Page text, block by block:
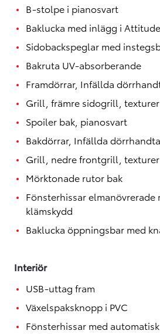
B-stolpe i pianosvart
Baklucka med inlägg i
Sidobackspeglar med
Bakruta UV-absorberande
Framdörrar, Infällda
Grill, främre sidogrill, texturer
Spoiler bak, pianosvart
Bakdörrar, Infällda
Grill, nedre frontgrill, texturer
Mörktonade rutor bak
Fönsterhissar elmanövrerade
klämskydd
Baklucka öppningsbar med
Interiör
USB-uttag fram
Växelspaksknopp i PVC
Fönsterhissar med